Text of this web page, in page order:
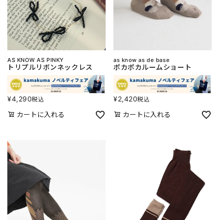
AS KNOW AS PINKY
トリプルリボンネックレス
¥4,290税込
カートに入れる
as know as de base
ポカポカルームショート
¥2,420税込
カートに入れる